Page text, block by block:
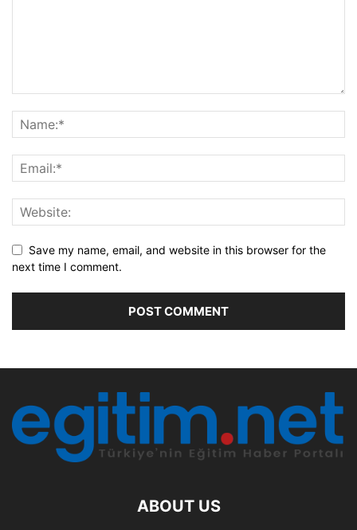
Save my name, email, and website in this browser for the
next time I comment.
ABOUT US